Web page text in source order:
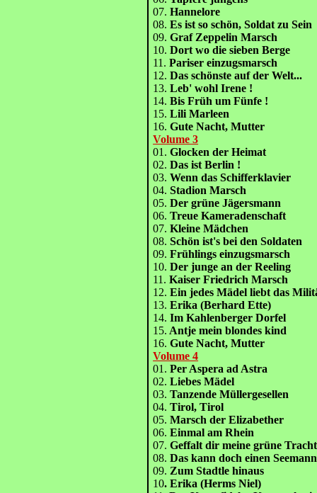
07. Hannelore
08. Es ist so schön, Soldat zu Sein
09. Graf Zeppelin Marsch
10. Dort wo die sieben Berge
11. Pariser einzugsmarsch
12. Das schönste auf der Welt...
13. Leb' wohl Irene !
14. Bis Früh um Fünfe !
15.Lili Marleen
16. Gute Nacht, Mutter
Volume 3
01.Glocken der Heimat
02. Das ist Berlin !
03. Wenn das Schifferklavier
04. Stadion Marsch
05. Der grüne Jägersmann
06. Treue Kameradenschaft
07.Kleine Mädchen
08. Schön ist's bei den Soldaten
09. Frühlings einzugsmarsch
10. Der junge an der Reeling
11. Kaiser Friedrich Marsch
12.Ein jedes Mädel liebt das
13.Erika (Berhard Ette)
14. Im Kahlenberger Dorfel
15. Antje mein blondes kind
16. Gute Nacht, Mutter
Volume 4
01.Per Aspera ad Astra
02. Liebes Mädel
03. Tanzende Müllergesellen
04.Tirol, Tirol
05.Marsch der Elizabether
06. Einmal am Rhein
07. Geffalt dir meine grüne
08. Das kann doch einen Seemann
09. Zum Stadtle hinaus
10. Erika (Herms Niel)